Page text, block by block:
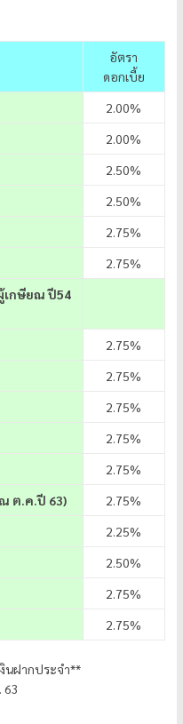
อัตรา
ดอกเบี้ย
2.00%
2.00%
2.50%
2.50%
2.75%
2.75%
ยณ ปี54
2.75%
2.75%
2.75%
2.75%
2.75%
.ค.ปี 63)
2.75%
2.25%
2.50%
2.75%
2.75%
นฝากประจำ**
63